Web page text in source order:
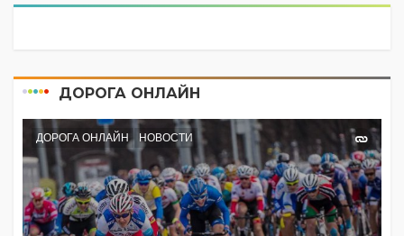
ДОРОГА ОНЛАЙН
ДОРОГА ОНЛАЙН НОВОСТИ